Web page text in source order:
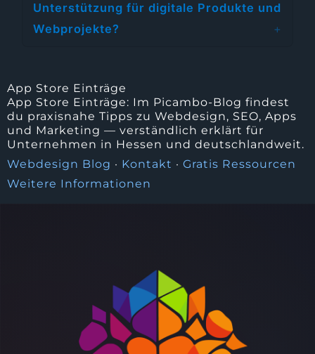
Unterstützung für digitale Produkte und
Webprojekte?
App Store Einträge
App Store Einträge: Im Picambo-Blog findest
du praxisnahe Tipps zu Webdesign, SEO, Apps
und Marketing — verständlich erklärt für
Unternehmen in Hessen und deutschlandweit.
Webdesign Blog · Kontakt · Gratis Ressourcen
Weitere Informationen